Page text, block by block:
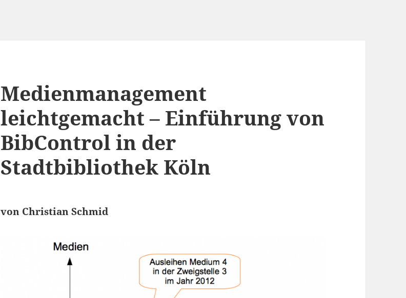
Medienmanagement
leichtgemacht – Einführung von
BibControl in der
Stadtbibliothek Köln
von Christian Schmid